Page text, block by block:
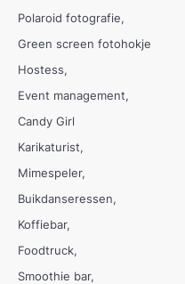
Polaroid fotografie
Green screen fotohokje
Hostess
Event management
Candy Girl
Karikaturist
Mimespeler
Buikdanseressen
Koffiebar
Foodtruck
Smoothie bar